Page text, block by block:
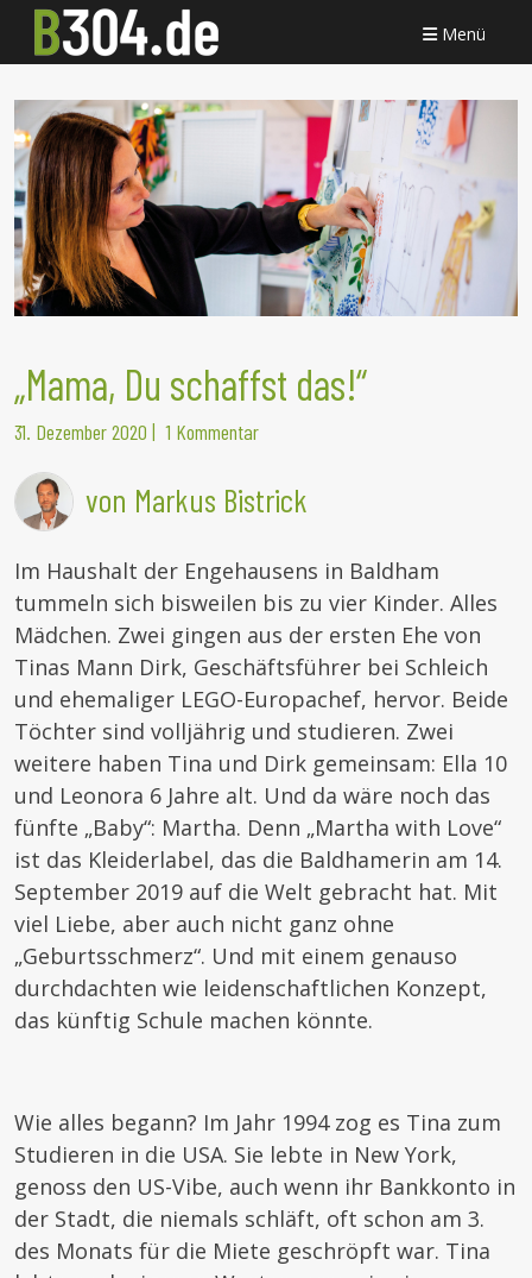
Menü
„Mama, Du schaffst das!“
31. Dezember 2020 | 1 Kommentar
von Markus Bistrick
Im Haushalt der Engehausens in Baldham
tummeln sich bisweilen bis zu vier Kinder. Alles
Mädchen. Zwei gingen aus der ersten Ehe von
Tinas Mann Dirk, Geschäftsführer bei Schleich
und ehemaliger LEGO-Europachef, hervor. Beide
Töchter sind volljährig und studieren. Zwei
weitere haben Tina und Dirk gemeinsam: Ella 10
und Leonora 6 Jahre alt. Und da wäre noch das
fünfte „Baby“: Martha. Denn „Martha with Love“
ist das Kleiderlabel, das die Baldhamerin am 14.
September 2019 auf die Welt gebracht hat. Mit
viel Liebe, aber auch nicht ganz ohne
„Geburtsschmerz“. Und mit einem genauso
durchdachten wie leidenschaftlichen Konzept,
das künftig Schule machen könnte.
Wie alles begann? Im Jahr 1994 zog es Tina zum
Studieren in die USA. Sie lebte in New York,
genoss den US-Vibe, auch wenn ihr Bankkonto in
der Stadt, die niemals schläft, oft schon am 3.
des Monats für die Miete geschröpft war. Tina